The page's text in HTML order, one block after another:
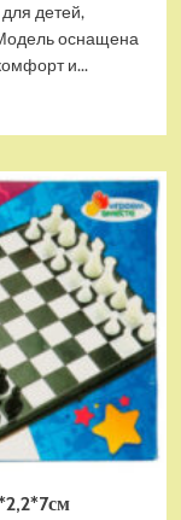
детей,
оснащена
и...